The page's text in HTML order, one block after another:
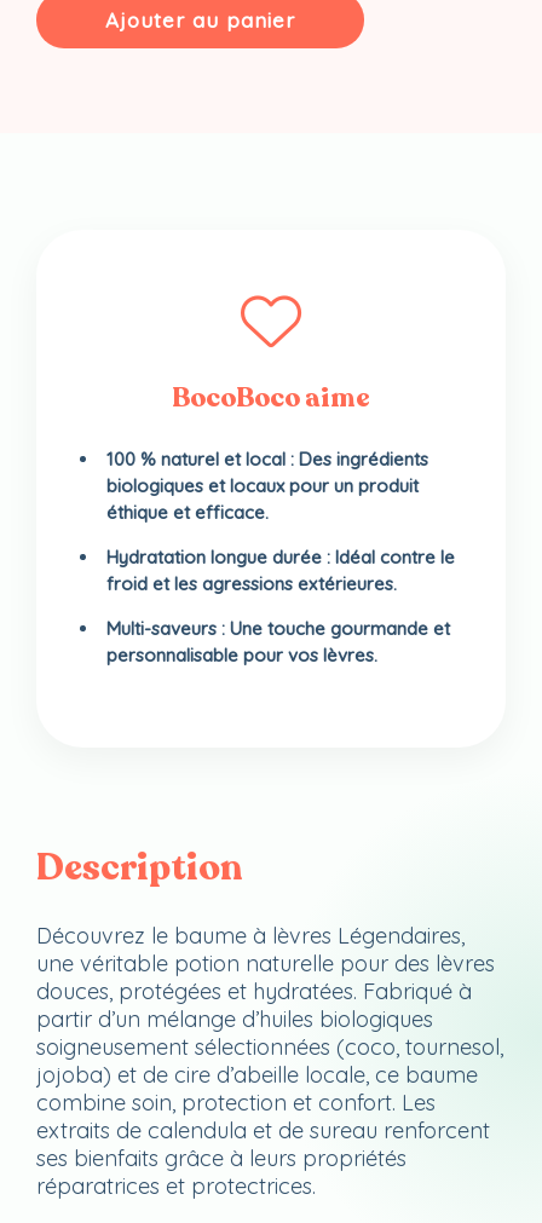
lèvres
-
Ajouter au panier
Description
Découvrez le baume à lèvres Légendaires,
une véritable potion naturelle pour des lèvres
douces, protégées et hydratées. Fabriqué à
partir d’un mélange d’huiles biologiques
soigneusement sélectionnées (coco, tournesol,
jojoba) et de cire d’abeille locale, ce baume
combine soin, protection et confort. Les
extraits de calendula et de sureau renforcent
ses bienfaits grâce à leurs propriétés
réparatrices et protectrices.
BocoBoco aime
100 % naturel et local : Des ingrédients
biologiques et locaux pour un produit
éthique et efficace.
Hydratation longue durée : Idéal contre le
froid et les agressions extérieures.
Multi-saveurs : Une touche gourmande et
personnalisable pour vos lèvres.